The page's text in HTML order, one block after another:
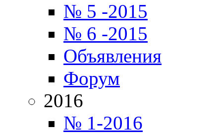
№ 5 -2015
№ 6 -2015
Объявления
Форум
2016
№ 1-2016